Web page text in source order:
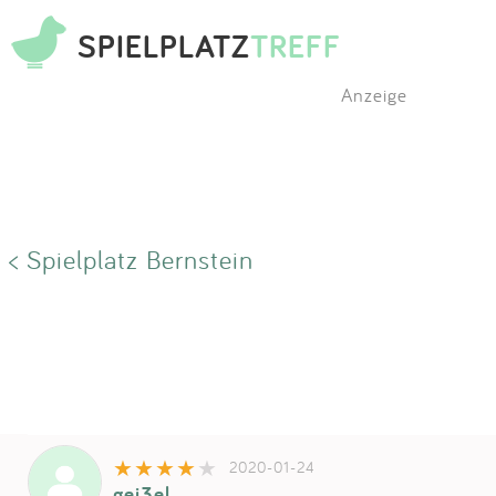
SPIELPLATZTREFF
Anzeige
< Spielplatz Bernstein
2020-01-24